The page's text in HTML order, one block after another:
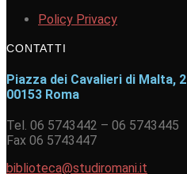
Policy Privacy
CONTATTI
Piazza dei Cavalieri di Malta, 2
00153 Roma
Tel. 06 5743442 – 06 5743445
Fax 06 5743447
biblioteca@studiromani.it